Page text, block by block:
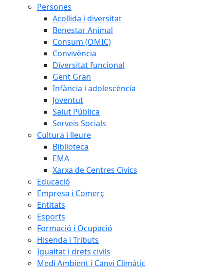
Persones
Acollida i diversitat
Benestar Animal
Consum (OMIC)
Convivència
Diversitat funcional
Gent Gran
Infància i adolescència
Joventut
Salut Pública
Serveis Socials
Cultura i lleure
Biblioteca
EMA
Xarxa de Centres Cívics
Educació
Empresa i Comerç
Entitats
Esports
Formació i Ocupació
Hisenda i Tributs
Igualtat i drets civils
Medi Ambient i Canvi Climàtic